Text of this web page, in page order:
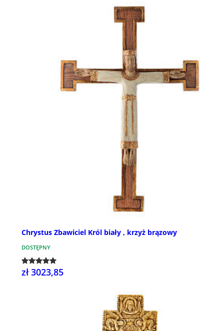
Chrystus Zbawiciel Król biały , krzyż brązowy
DOSTĘPNY
zł 3023,85